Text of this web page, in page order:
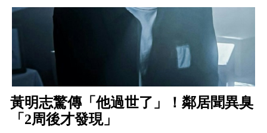
黃明志驚傳「他過世了」！鄰居聞異臭
「2周後才發現」